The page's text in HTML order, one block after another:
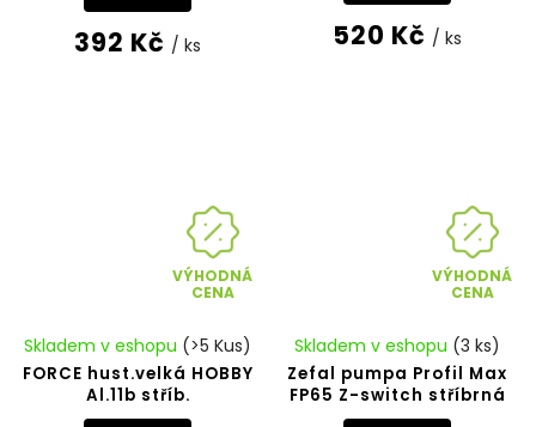
392 Kč / ks 520 Kč / ks
VÝHODNÁ
CENA
FORCE hust.velká HOBBY
Al.11b stříb.
Skladem v eshopu (>5 Kus)
VÝHODNÁ
CENA
Zefal pumpa Profil Max
FP65 Z-switch stříbrná
Skladem v eshopu (3 ks)